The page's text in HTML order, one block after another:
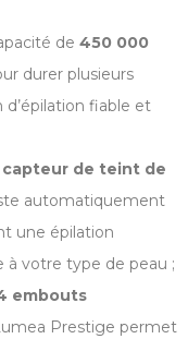
de 450 000
durer plusieurs
d’épilation fiable et
capteur de teint de
automatiquement
une épilation
à votre type de peau ;
embouts
Prestige permet